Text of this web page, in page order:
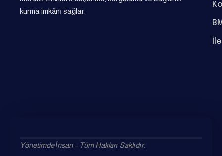
kurma imkânı sağlar.
Yönetimde İnsan – Tüm Hakları Saklıdır.